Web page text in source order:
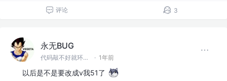
评论 3
永无BUG
代码敲不好就环游世界！ · 1年前
以后是不是要改成v我51了